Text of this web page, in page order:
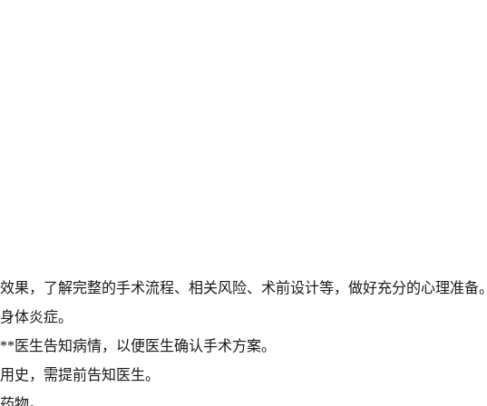
果，了解完整的手术流程、相关风险、术前设计等，做好充分的心理准备。
体炎症。
医生告知病情，以便医生确认手术方案。
史，需提前告知医生。